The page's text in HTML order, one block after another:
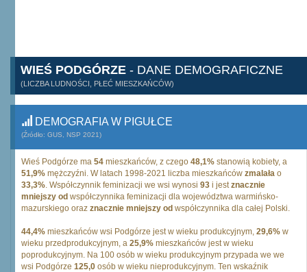
WIEŚ PODGÓRZE - DANE DEMOGRAFICZNE
(LICZBA LUDNOŚCI, PŁEĆ MIESZKAŃCÓW)
DEMOGRAFIA W PIGUŁCE
(Źródło: GUS, NSP 2021)
Wieś Podgórze ma 54 mieszkańców, z czego 48,1% stanowią kobiety, a
51,9% mężczyźni. W latach 1998-2021 liczba mieszkańców zmalała o
33,3%. Współczynnik feminizacji we wsi wynosi 93 i jestznacznie
mniejszy od współczynnika feminizacji dla województwa warmińsko-
mazurskiego oraz znacznie mniejszy od współczynnika dla całej Polski.
44,4% mieszkańców wsi Podgórze jest w wieku produkcyjnym, 29,6% w
wieku przedprodukcyjnym, a 25,9% mieszkańców jest w wieku
poprodukcyjnym. Na 100 osób w wieku produkcyjnym przypada we we
wsi Podgórze 125,0 osób w wieku nieprodukcyjnym. Ten wskaźnik